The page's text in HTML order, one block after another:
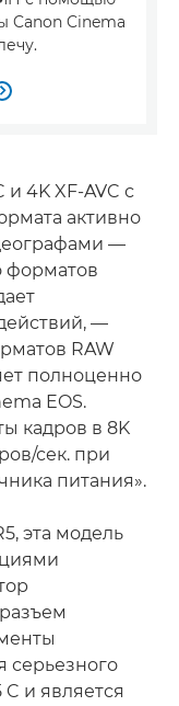
Canon Cinema

4K XF-AVC с
активно
—
форматов
—
RAW
полноценно
EOS.
кадров в 8K
сек. при
питания».
эта модель
серьезного
C и является